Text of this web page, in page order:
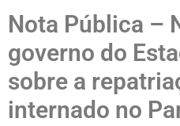
Nota Pública –
governo do
sobre a
internado no